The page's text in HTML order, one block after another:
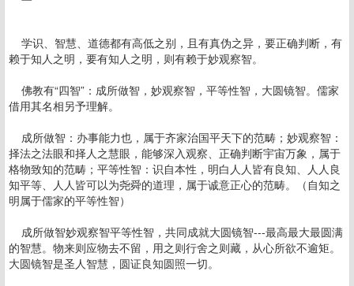
学识、智慧、道德都有高低之别，且有真伪之异，要正确判断，有
赖于知人之明，要有知人之明，则有赖于妙观察智。
佛教有“四智”：成所做智，妙观察智，平等性智，大圆镜智。儒家
借用其名相另予理解。
成所做智：办事能力也，属于齐家治国平天下的范畴；妙观察智：
择法之法眼和择人之慧眼，能够深入观察、正确判断宇宙万象，属于
格物致知的范畴；平等性智：识自本性，明白人人皆有良知、人人良
知平等、人人皆可以为尧舜的道理，属于诚意正心的范畴。（自知之
明属于儒家的平等性智）
成所做智妙观察智平等性智，共同成就大圆镜智---最高最大最圆满
的智慧。物来则应物去不留，用之则行舍之则藏，从心所欲不逾矩。
大圆镜智是圣人智慧，圆证良知圆照一切。